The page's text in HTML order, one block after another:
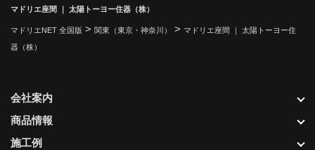
マドリエ座間 ｜ 太陽トーヨー住器（株）
マドリエNET 全国版 > 関東（東京・神奈川） > マドリエ座間 ｜ 太陽トーヨー住
器（株）
会社案内
商品情報
施工例